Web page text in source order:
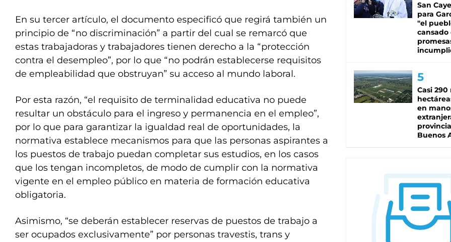
En su tercer artículo, el documento especificó que regirá también un
principio de “no discriminación” a partir del cual se remarcó que
estas trabajadoras y trabajadores tienen derecho a la “protección
contra el desempleo”, por lo que “no podrán establecerse requisitos
de empleabilidad que obstruyan” su acceso al mundo laboral.
Por esta razón, “el requisito de terminalidad educativa no puede
resultar un obstáculo para el ingreso y permanencia en el empleo”,
por lo que para garantizar la igualdad real de oportunidades, la
normativa establece mecanismos para que las personas aspirantes a
los puestos de trabajo puedan completar sus estudios, en los casos
que los tengan incompletos, de modo de cumplir con la normativa
vigente en el empleo público en materia de formación educativa
obligatoria.
Asimismo, “se deberán establecer reservas de puestos de trabajo a
ser ocupados exclusivamente” por personas travestis, trans y
San
para
"el
cansado
Casi 290
en
Buenos